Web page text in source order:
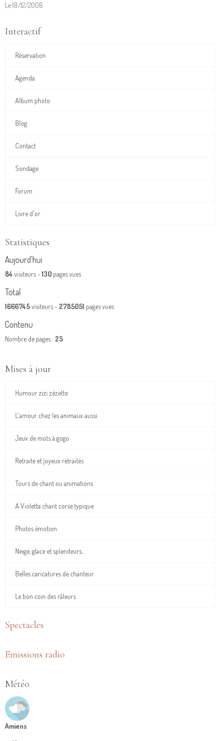
Le 18/12/2008
Interactif
Réservation
Agenda
Album photo
Blog
Contact
Sondage
Forum
Livre d'or
Statistiques
Aujourd'hui
84 visiteurs -130 pages vues
Total
1666745visiteurs - 2785051 pages vues
Contenu
Nombre de pages : 25
Mises à jour
Humour zizi zézette
L'amour chez les animaux aussi
Jeux de mots à gogo
Retraite et joyeux retraités
Tours de chant ou animations
A Violetta chant corse typique
Photos émotion
Neige, glace et splendeurs...
Belles caricatures de chanteur
Le bon coin des râleurs
Spectacles
Emissions radio
Météo
Amiens